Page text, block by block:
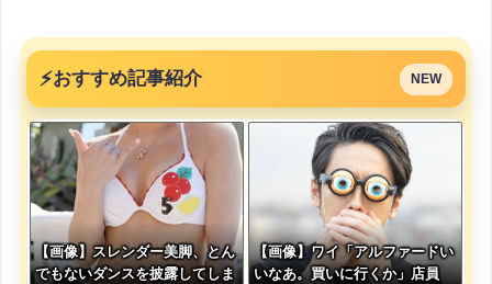
⚡おすすめ記事紹介 NEW
【画像】スレンダー美脚、とん
でもないダンスを披露してしま
【画像】ワイ「アルファードい
いなあ。買いに行くか」店員